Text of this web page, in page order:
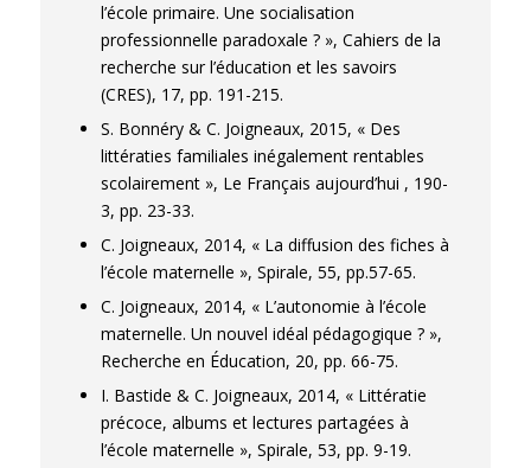
l’école primaire. Une socialisation
professionnelle paradoxale ? », Cahiers de la
recherche sur l’éducation et les savoirs
(CRES), 17, pp. 191-215.
S. Bonnéry & C. Joigneaux, 2015, « Des
littératies familiales inégalement rentables
scolairement », Le Français aujourd’hui , 190-
3, pp. 23-33.
C. Joigneaux, 2014, « La diffusion des fiches à
l’école maternelle », Spirale, 55, pp.57-65.
C. Joigneaux, 2014, « L’autonomie à l’école
maternelle. Un nouvel idéal pédagogique ? »,
Recherche en Éducation, 20, pp. 66-75.
I. Bastide & C. Joigneaux, 2014, « Littératie
précoce, albums et lectures partagées à
l’école maternelle », Spirale, 53, pp. 9-19.